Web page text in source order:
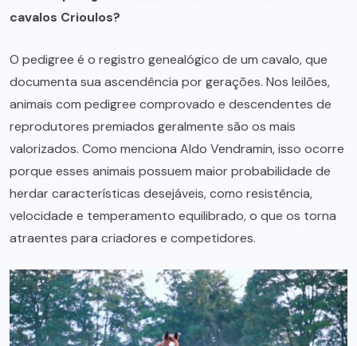
cavalos Crioulos?
O pedigree é o registro genealógico de um cavalo, que
documenta sua ascendência por gerações. Nos leilões,
animais com pedigree comprovado e descendentes de
reprodutores premiados geralmente são os mais
valorizados. Como menciona Aldo Vendramin, isso ocorre
porque esses animais possuem maior probabilidade de
herdar características desejáveis, como resistência,
velocidade e temperamento equilibrado, o que os torna
atraentes para criadores e competidores.